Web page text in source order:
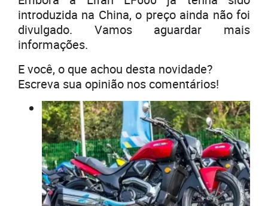
introduzida na China, o preço ainda não foi
divulgado. Vamos aguardar mais
informações.
E você, o que achou desta novidade?
Escreva sua opinião nos comentários!